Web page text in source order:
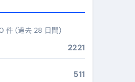
件 (過去 28 日間)
2221
511